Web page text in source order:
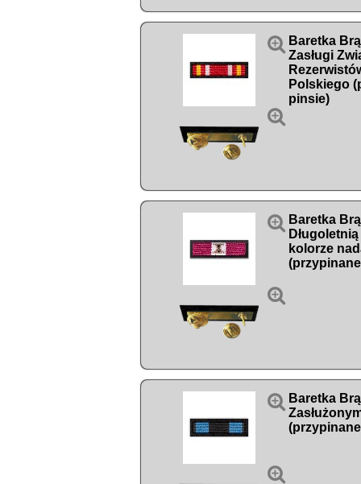


Baretka
Zasługi
Polskiego
pinsie)


Baretka
kolorze


Baretka